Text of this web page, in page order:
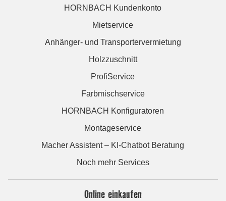
HORNBACH Kundenkonto
Mietservice
Anhänger- und Transportervermietung
Holzzuschnitt
ProfiService
Farbmischservice
HORNBACH Konfiguratoren
Montageservice
Macher Assistent – KI-Chatbot Beratung
Noch mehr Services
Online einkaufen